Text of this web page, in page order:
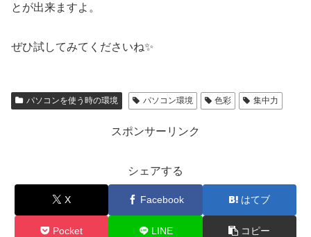
とが出来ますよ。
ぜひ試してみてくださいね✨
パソコンを使う時の環境 パソコン環境 色彩 集中力
スポンサーリンク
シェアする
X Facebook はてブ
Pocket LINE コピー